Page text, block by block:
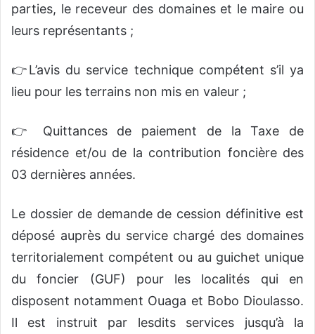
parties, le receveur des domaines et le maire ou
leurs représentants ;
👉L’avis du service technique compétent s’il ya
lieu pour les terrains non mis en valeur ;
👉 Quittances de paiement de la Taxe de
résidence et/ou de la contribution foncière des
03 dernières années.
Le dossier de demande de cession définitive est
déposé auprès du service chargé des domaines
territorialement compétent ou au guichet unique
du foncier (GUF) pour les localités qui en
disposent notamment Ouaga et Bobo Dioulasso.
Il est instruit par lesdits services jusqu’à la